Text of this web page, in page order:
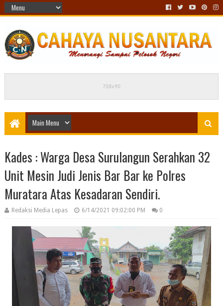
Kades : Warga Desa Surulangun Serahkan 32
Unit Mesin Judi Jenis Bar Bar ke Polres
Muratara Atas Kesadaran Sendiri.
Redaksi Media Lepas 6/14/2021 09:02:00 PM 0